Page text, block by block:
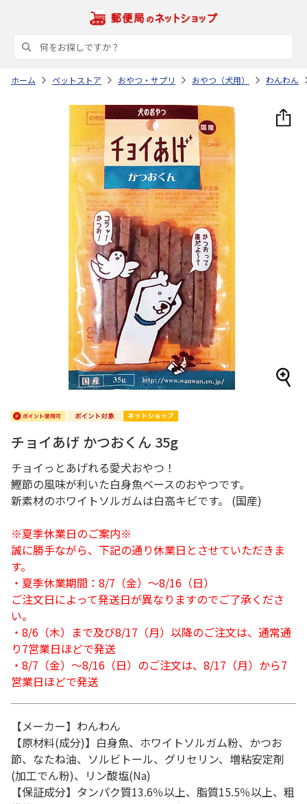
ホーム ペットストア おやつ・サプリ おやつ（犬用） わんわん
チョイあげ かつおくん 35g
チョイっとあげれる愛犬おやつ！
鰹節の風味が利いた白身魚ベースのおやつです。
新素材のホワイトソルガムは白高キビです。 (国産)
※夏季休業日のご案内※
誠に勝手ながら、下記の通り休業日とさせていただきま
す。
・夏季休業期間：8/7（金）～8/16（日）
ご注文日によって発送日が異なりますのでご了承くださ
い。
・8/6（木）まで及び8/17（月）以降のご注文は、通常通
り7営業日ほどで発送
・8/7（金）～8/16（日）のご注文は、8/17（月）から7
営業日ほどで発送
【メーカー】わんわん
【原材料(成分)】白身魚、ホワイトソルガム粉、かつお
節、なたね油、ソルビトール、グリセリン、増粘安定剤
(加工でん粉)、リン酸塩(Na)
【保証成分】タンパク質13.6％以上、脂質15.5％以上、粗